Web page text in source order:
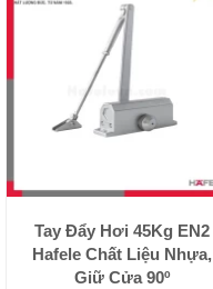
Tay Đẩy Hơi 45Kg EN2
Hafele Chất Liệu Nhựa,
Giữ Cửa 90º